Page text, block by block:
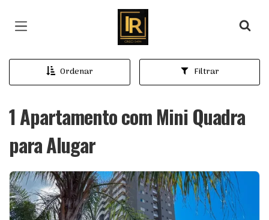
Página inicial
Ordenar Filtrar
1 Apartamento com Mini Quadra
para Alugar